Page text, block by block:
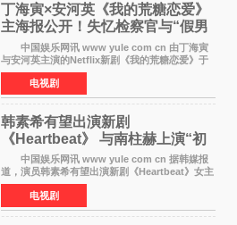
丁海寅×安河英《我的荒糖恋爱》
主海报公开！失忆检察官与“假男
友”同居罗曼史来
中国娱乐网讯 www yule com cn 由丁海寅
与安河英主演的Netflix新剧《我的荒糖恋爱》于
近日公开主海报，正式进入开播倒计时。 海
报中，两人并肩站在充满怀旧气息的九津麦芽村
街道上，丁
电视剧
韩素希有望出演新剧
《Heartbeat》 与南柱赫上演“初
恋归来”奇幻罗曼史
中国娱乐网讯 www yule com cn 据韩媒报
道，演员韩素希有望出演新剧《Heartbeat》女主
角，与南柱赫合作，引发高度关注。 韩素希
在剧中饰演能够看到过去的女人洪莎朗一角，因
初恋的意外
电视剧